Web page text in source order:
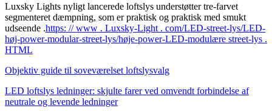
Luxsky Lights nyligt lancerede loftslys understøtter tre-farvet
segmenteret dæmpning, som er praktisk og praktisk med smukt
udseende .https: // www . Luxsky-Light . com/LED-street-lys/LED-
høj-power-modular-street-lys/høje-power-LED-modulære street-lys .
HTML
Objektiv guide til soveværelset loftslysvalg
LED loftslys ledninger: skjulte farer ved omvendt forbindelse af
neutrale og levende ledninger